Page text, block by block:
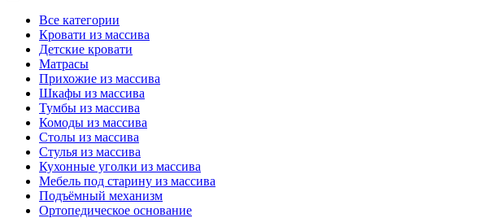
Все категории
Кровати из массива
Детские кровати
Матрасы
Прихожие из массива
Шкафы из массива
Тумбы из массива
Комоды из массива
Столы из массива
Стулья из массива
Кухонные уголки из массива
Мебель под старину из массива
Подъёмный механизм
Ортопедическое основание